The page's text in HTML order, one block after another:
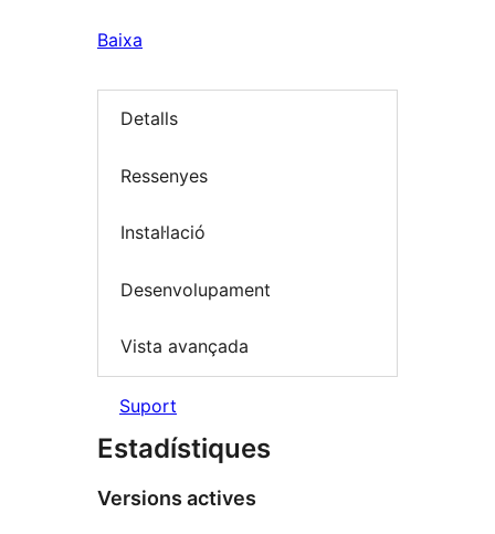
Baixa
Detalls
Ressenyes
Instal·lació
Desenvolupament
Vista avançada
Suport
Estadístiques
Versions actives